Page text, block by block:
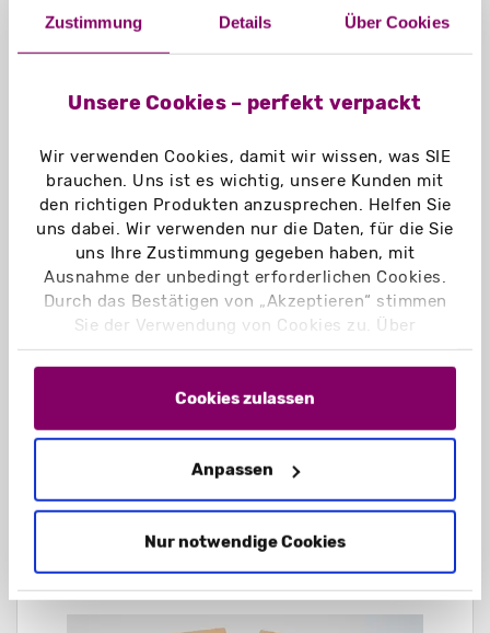
Zustimmung Details Über Cookies
Unsere Cookies – perfekt verpackt
Wir verwenden Cookies, damit wir wissen, was SIE
brauchen. Uns ist es wichtig, unsere Kunden mit
den richtigen Produkten anzusprechen. Helfen Sie
uns dabei. Wir verwenden nur die Daten, für die Sie
uns Ihre Zustimmung gegeben haben, mit
Ausnahme der unbedingt erforderlichen Cookies.
Durch das Bestätigen von „Akzeptieren“ stimmen
Sie der Verwendung von Cookies zu. Über
„Einstellungen“ können Sie auswählen, welche
Cookies Sie zulassen. Hier finden Sie unser
und unsereDatenschutzerklärung
Cookies zulassen
Anpassen
Nur notwendige Cookies
FEFCO 0211 Faltkarton Einstecklaschen
versetzt
Informationen zu FEFCO 0201